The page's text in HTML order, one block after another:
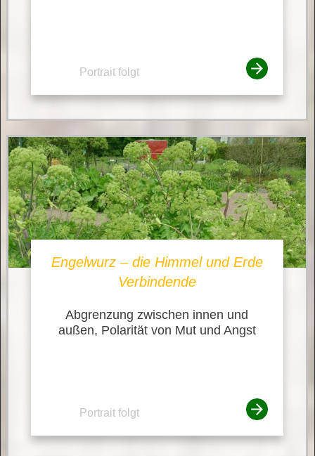
Portrait folgt
Engelwurz – die Himmel und Erde
Verbindende
Abgrenzung zwischen innen und
außen, Polarität von Mut und Angst
Portrait folgt